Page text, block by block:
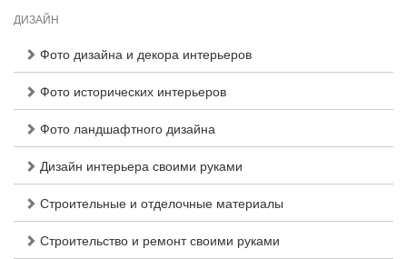
ДИЗАЙН
Фото дизайна и декора интерьеров
Фото исторических интерьеров
Фото ландшафтного дизайна
Дизайн интерьера своими руками
Строительные и отделочные материалы
Строительство и ремонт своими руками